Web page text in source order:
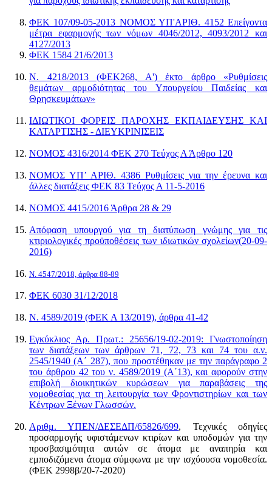
ΦΕΚ 107/09-05-2013 ΝΟΜΟΣ ΥΠ'ΑΡΙΘ. 4152 Επείγοντα
μέτρα εφαρμογής των νόμων 4046/2012, 4093/2012 και
4127/2013
ΦΕΚ 1584 21/6/2013
Ν. 4218/2013 (ΦΕΚ268, Α') έκτο άρθρο «Ρυθμίσεις
θεμάτων αρμοδιότητας του Υπουργείου Παιδείας και
Θρησκευμάτων»
ΙΔΙΩΤΙΚΟΙ ΦΟΡΕΙΣ ΠΑΡΟΧΗΣ ΕΚΠΑΙΔΕΥΣΗΣ ΚΑΙ
ΚΑΤΑΡΤΙΣΗΣ - ΔΙΕΥΚΡΙΝΙΣΕΙΣ
ΝΟΜΟΣ 4316/2014 ΦΕΚ 270 Τεύχος Α Άρθρο 120
NOMOΣ ΥΠ’ ΑΡΙΘ. 4386 Ρυθμίσεις για την έρευνα και
άλλες διατάξεις ΦΕΚ 83 Τεύχος Α 11-5-2016
ΝΟΜΟΣ 4415/2016 Άρθρα 28 & 29
Απόφαση υπουργού για τη διατύπωση γνώμης για τις
κτιριολογικές προϋποθέσεις των ιδιωτικών σχολείων(20-09-
2016)
Ν. 4547/2018, άρθρα 88-89
ΦΕΚ 6030 31/12/2018
Ν. 4589/2019 (ΦΕΚ Α 13/2019), άρθρα 41-42
Εγκύκλιος Αρ. Πρωτ.: 25656/19-02-2019: Γνωστοποίηση
των διατάξεων των άρθρων 71, 72, 73 και 74 του α.ν.
2545/1940 (Α΄ 287), που προστέθηκαν με την παράγραφο 2
του άρθρου 42 του ν. 4589/2019 (Α΄13), και αφορούν στην
επιβολή διοικητικών κυρώσεων για παραβάσεις της
νομοθεσίας για τη λειτουργία των Φροντιστηρίων και των
Κέντρων Ξένων Γλωσσών.
Αριθμ. ΥΠΕΝ/ΔΕΣΕΔΠ/65826/699, Τεχνικές οδηγίες
προσαρμογής υφιστάμενων κτιρίων και υποδομών για την
προσβασιμότητα αυτών σε άτομα με αναπηρία και
εμποδιζόμενα άτομα σύμφωνα με την ισχύουσα νομοθεσία.
(ΦΕΚ 2998β/20-7-2020)